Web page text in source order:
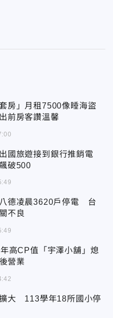
房」月租7500像睡海盜
前房客讚溫馨
國旅遊接到銀行推銷電
破500
德凌晨3620戶停電 台
不良
高CP值「宇澤小舖」熄
營業
大 113學年18所國小停